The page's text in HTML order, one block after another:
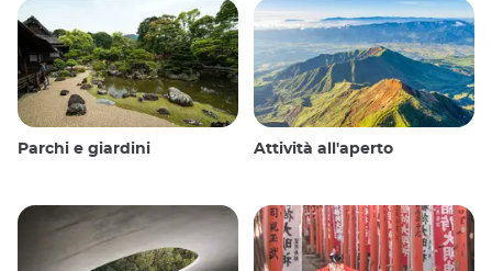
Parchi e giardini Attività all'aperto